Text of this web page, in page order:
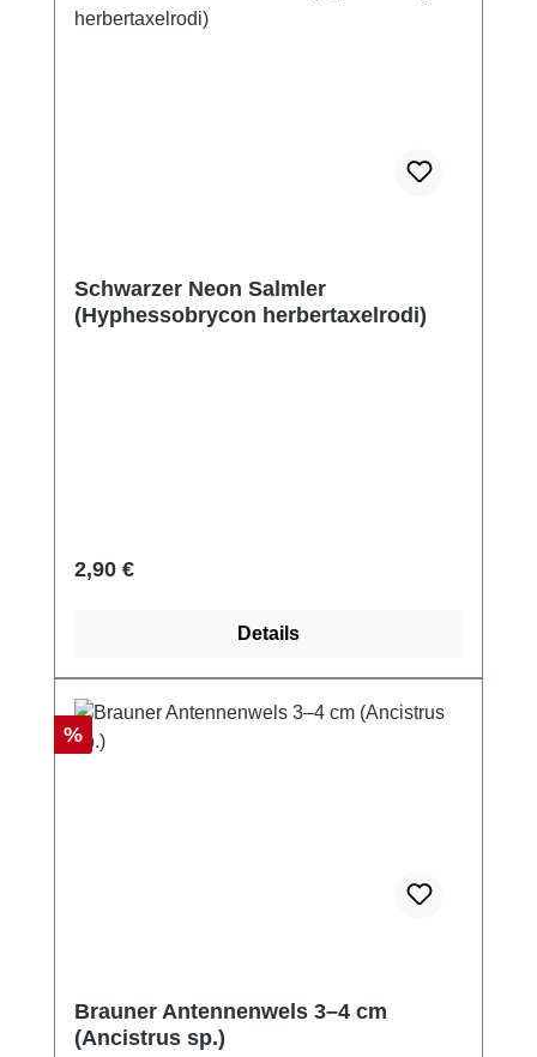
Schwarzer Neon Salmler
(Hyphessobrycon herbertaxelrodi)
Regulärer Preis:
2,90 €
Details
Rabatt
%
Brauner Antennenwels 3–4 cm
(Ancistrus sp.)